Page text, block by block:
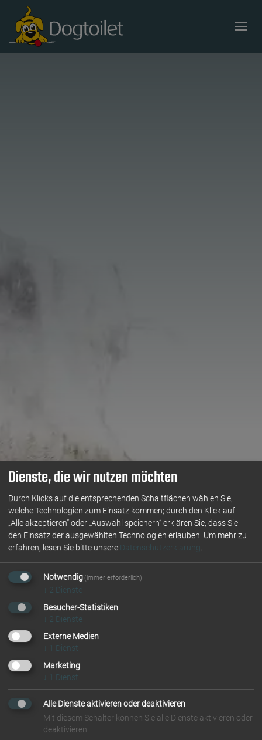
Hundekotbeutelspender
& Hundekotbeutel
Dienste, die wir nutzen möchten
Durch Klicks auf die entsprechenden Schaltflächen wählen Sie,
welche Technologien zum Einsatz kommen; durch den Klick auf
„Alle akzeptieren“ oder „Auswahl speichern“ erklären Sie, dass Sie
den Einsatz der ausgewählten Technologien erlauben. Um mehr zu
erfahren, lesen Sie bitte unsere Datenschutzerklärung
Notwendig (immer erforderlich)
2 Dienste
Besucher-Statistiken
2 Dienste
Externe Medien
↓
Dienst
Marketing
Dienst
Alle Dienste aktivieren oder deaktivieren
Mit diesem Schalter können Sie alle Dienste aktivieren oder
deaktivieren.